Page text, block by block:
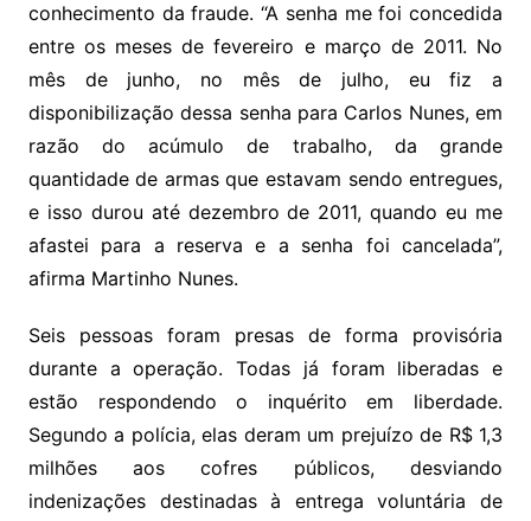
conhecimento da fraude. “A senha me foi concedida
entre os meses de fevereiro e março de 2011. No
mês de junho, no mês de julho, eu fiz a
disponibilização dessa senha para Carlos Nunes, em
razão do acúmulo de trabalho, da grande
quantidade de armas que estavam sendo entregues,
e isso durou até dezembro de 2011, quando eu me
afastei para a reserva e a senha foi cancelada”,
afirma Martinho Nunes.
Seis pessoas foram presas de forma provisória
durante a operação. Todas já foram liberadas e
estão respondendo o inquérito em liberdade.
Segundo a polícia, elas deram um prejuízo de R$ 1,3
milhões aos cofres públicos, desviando
indenizações destinadas à entrega voluntária de